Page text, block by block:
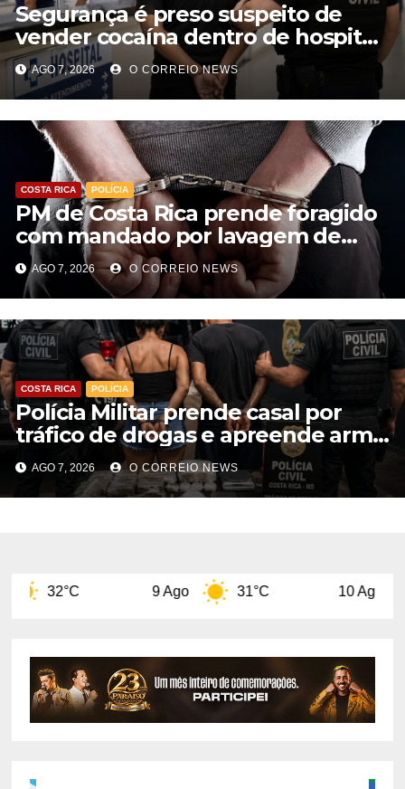
Segurança é preso suspeito de
vender cocaína dentro de hospital
e atuar para facção em Cassilândia
AGO 7, 2026 O CORREIO NEWS
COSTA RICA POLÍCIA
PM de Costa Rica prende foragido
com mandado por lavagem de
dinheiro e estelionato
AGO 7, 2026 O CORREIO NEWS
COSTA RICA POLÍCIA
Polícia Militar prende casal por
tráfico de drogas e apreende arma
de fogo em Costa Rica
AGO 7, 2026 O CORREIO NEWS
9 Ago 31°C 10 Ago 32°C